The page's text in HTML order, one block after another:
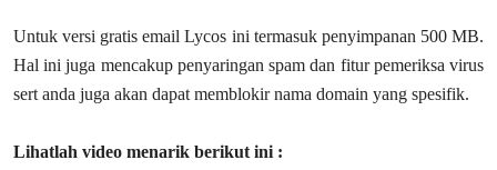
Untuk versi gratis email Lycos ini termasuk penyimpanan 500 MB.
Hal ini juga mencakup penyaringan spam dan fitur pemeriksa virus
sert anda juga akan dapat memblokir nama domain yang spesifik.
Lihatlah video menarik berikut ini :